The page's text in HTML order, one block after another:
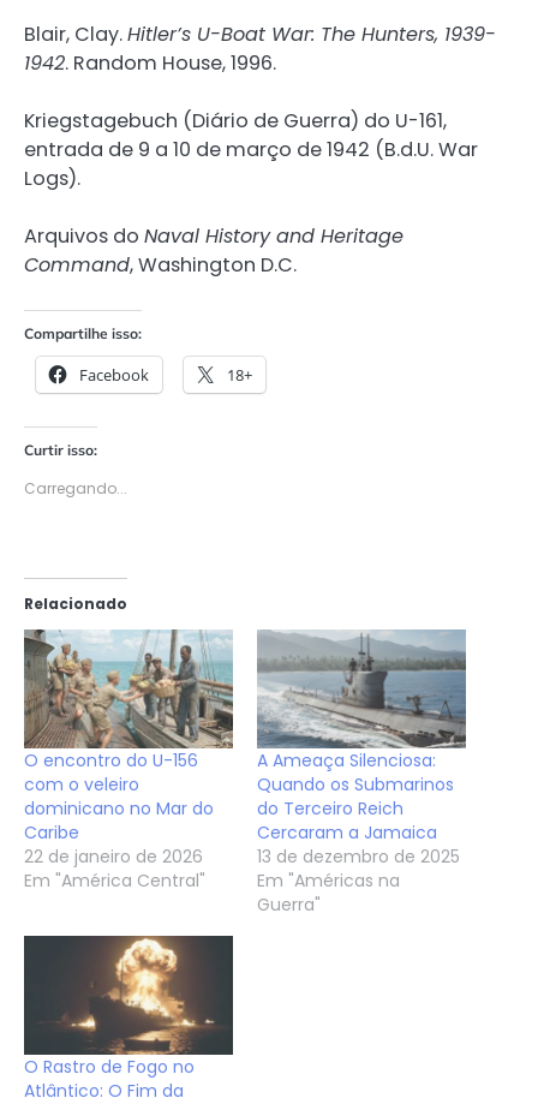
Blair, Clay.Hitler’s U-Boat War: The Hunters, 1939-
1942. Random House, 1996.
Kriegstagebuch (Diário de Guerra) do U-161,
entrada de 9 a 10 de março de 1942 (B.d.U. War
Logs).
Arquivos do Naval History and Heritage
Command, Washington D.C.
Compartilhe isso:
Facebook 18+
Curtir isso:
Carregando...
Relacionado
O encontro do U-156
com o veleiro
dominicano no Mar do
Caribe
22 de janeiro de 2026
Em "América Central"
A Ameaça Silenciosa:
Quando os Submarinos
do Terceiro Reich
Cercaram a Jamaica
13 de dezembro de 2025
Em "Américas na
Guerra"
O Rastro de Fogo no
Atlântico: O Fim da